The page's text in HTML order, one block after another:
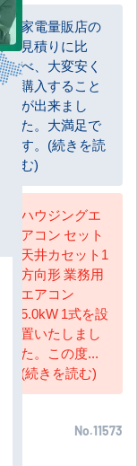
家電量販店の
見積りに比
べ、大変安く
購入すること
が出来まし
た。大満足で
す。(続きを読
む)
ハウジングエ
アコン セット
天井カセット1
方向形 業務用
エアコン
5.0kW 1式を設
置いたしまし
た。この度...
(続きを読む)
No.11573